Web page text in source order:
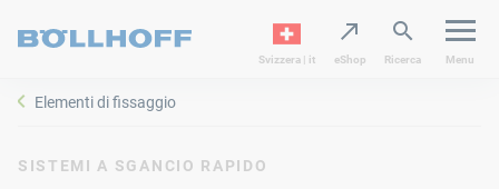
Svizzera | it eShop Ricerca Menu
Elementi di fissaggio
SISTEMI A SGANCIO RAPIDO